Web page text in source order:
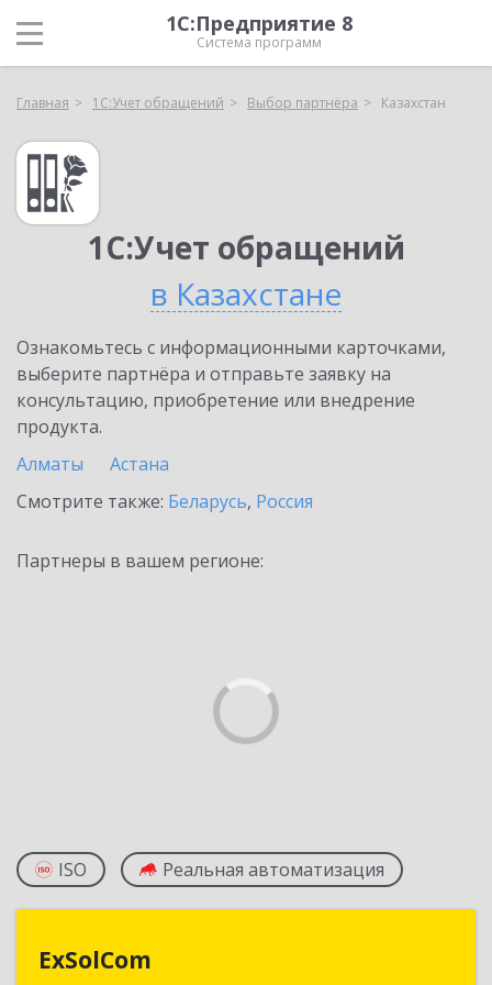
1С:Предприятие 8
Система программ
Главная 1С:Учет обращений Выбор партнёра Казахстан
1С:Учет обращений
в Казахстане
Ознакомьтесь с информационными карточками,
выберите партнёра и отправьте заявку на
консультацию, приобретение или внедрение
продукта.
Алматы
Астана
Смотрите также: Беларусь, Россия
Партнеры в вашем регионе:
ISO Реальная автоматизация
ExSolCom